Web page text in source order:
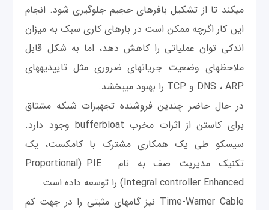
می‎کند تا از تشکیل بافرهای حجیم جلوگیری شود. انجام
این کار اگرچه ممکن است در بارهای کاری سبک به میزان
اندکی‎ توان عملیاتی را کاهش دهد، اما به شکل قابل
ملاحظه‎ای وضعیت جریان‎های ضروری مثل تاییدیه‎های
DNS ، ARP و TCP را بهبود مي‎بخشد.
در حال حاضر چندین فروشنده تجهيزات شبکه مشتاق
برای کاستن از اثرات مخرب bufferbloat وجود دارد.
سیسکو طی یک همکاری مشترک با کامکست، یک
تکنیک مدیریت صف به نام PIE
(Proportional
Integral controller Enhanced) را توسعه داده است.
Time-Warner Cable نیز گام‎های مثبتی را در جهت کم